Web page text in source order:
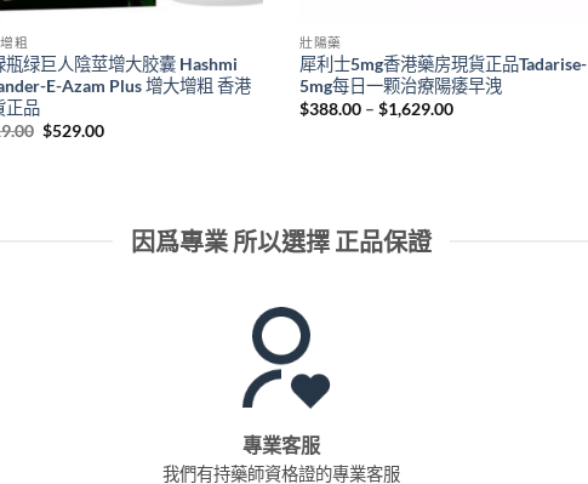
粗
瓶绿巨人陰莖增大胶囊 Hashmi
E-Azam Plus 增大增粗 香港
正品
Original
$529.00Current
壯陽藥
犀利士5mg香港藥房現貨正品Tadarise-
5mg每日一颗治療陽痿早洩
$388.00 – $1,629.00Price
因爲專業 所以選擇 正品保證
專業客服
我們有持藥師資格證的專業客服